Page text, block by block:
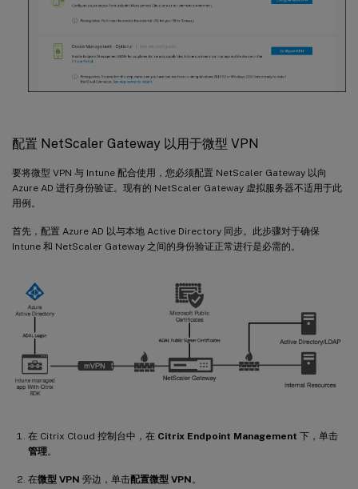
配置 NetScaler Gateway 以用于微型 VPN
要将微型 VPN 与 Intune 配合使用，您必须配置 NetScaler Gateway 以向
Azure AD 进行身份验证。现有的 NetScaler Gateway 虚拟服务器不适用于此
用例。
首先，配置 Azure AD 以与本地 Active Directory 同步。此步骤对于确保
Intune 和 NetScaler Gateway 之间的身份验证正常进行是必需的。
在 Citrix Cloud 控制台中，在 Citrix Endpoint Management 下，单击
管理。
在微型 VPN 旁边，单击配置微型 VPN。